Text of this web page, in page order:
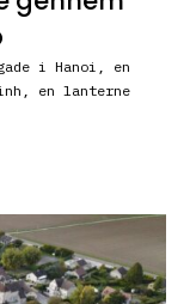
i Hanoi, en
en lanterne